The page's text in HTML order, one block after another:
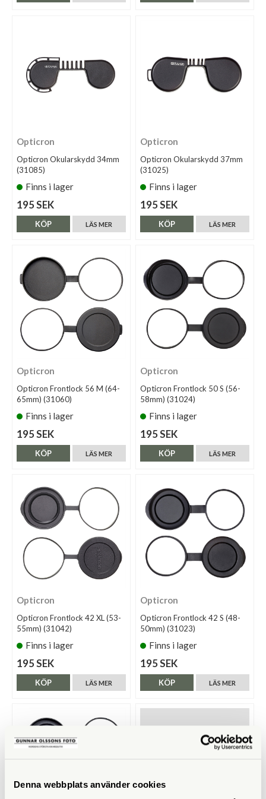
Denna webbplats använder cookies
Opticron
Opticron Okularskydd 34mm
(31085)
Finns i lager
195 SEK
LÄS MER
KÖP
Opticron
Opticron Okularskydd 37mm
(31025)
Finns i lager
195 SEK
LÄS MER
KÖP
Opticron
Opticron Frontlock 56 M (64-
65mm) (31060)
Finns i lager
195 SEK
LÄS MER
KÖP
Opticron
Opticron Frontlock 50 S (56-
58mm) (31024)
Finns i lager
195 SEK
LÄS MER
KÖP
Opticron
Opticron Frontlock 42 XL (53-
55mm) (31042)
Finns i lager
195 SEK
LÄS MER
KÖP
Opticron
Opticron Frontlock 42 S (48-
50mm) (31023)
Finns i lager
195 SEK
LÄS MER
KÖP